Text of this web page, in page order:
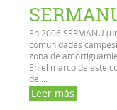
En 2006 SERMANU
comunidades
zona de
En el marco de este
de ...
Leer más